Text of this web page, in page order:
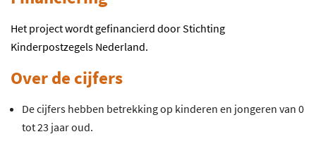
Het project wordt gefinancierd door Stichting
Kinderpostzegels Nederland.
Over de cijfers
De cijfers hebben betrekking op kinderen en jongeren van 0
tot 23 jaar oud.